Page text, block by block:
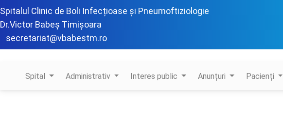
Spitalul Clinic de Boli Infecțioase și Pneumoftiziologie
Dr.Victor Babeș Timișoara
secretariat@vbabestm.ro
Spital Administrativ Interes public Anunțuri Pacienți